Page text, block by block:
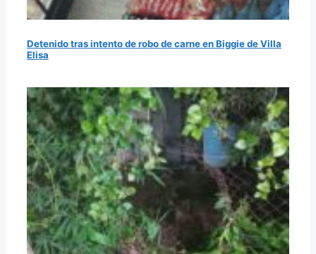
Detenido tras intento de robo de carne en Biggie de Villa
Elisa